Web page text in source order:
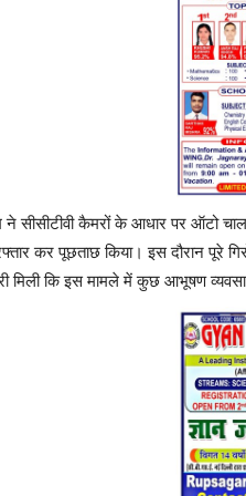
सीसीटीवी कैमरों के आधार पर ऑटो
कर पूछताछ किया। इस दौरान पूरे
मिली कि इस मामले में कुछ आभूषण
"गोबरही गांव में नवनिर्मित
प्रतिष्ठा...
Keshav Times Nov 30, 2024 0
मांझी प्रखंड के गोबरही गांव में स्थित नवनिर्मित